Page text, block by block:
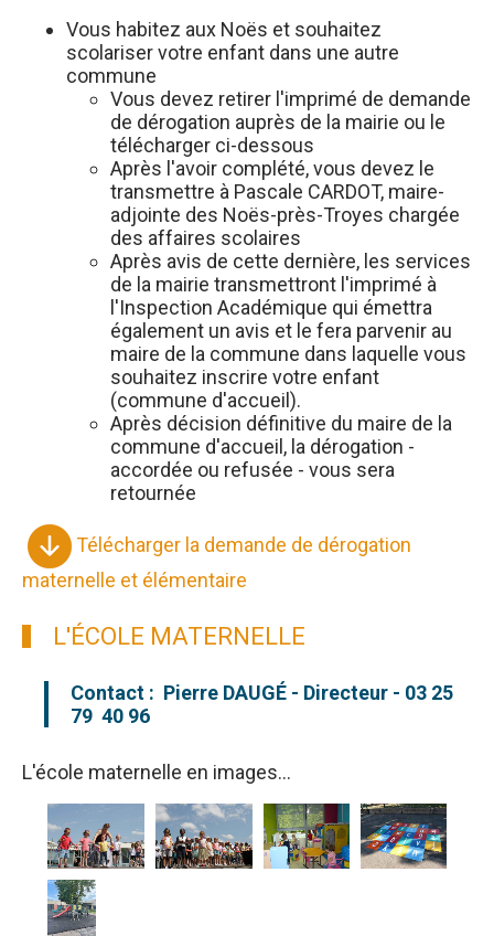
Vous habitez aux Noës et souhaitez
scolariser votre enfant dans une autre
commune
Vous devez retirer l'imprimé de demande
de dérogation auprès de la mairie ou le
télécharger ci-dessous
Après l'avoir complété, vous devez le
transmettre à Pascale CARDOT, maire-
adjointe des Noës-près-Troyes chargée
des affaires scolaires
Après avis de cette dernière, les services
de la mairie transmettront l'imprimé à
l'Inspection Académique qui émettra
également un avis et le fera parvenir au
maire de la commune dans laquelle vous
souhaitez inscrire votre enfant
(commune d'accueil).
Après décision définitive du maire de la
commune d'accueil, la dérogation -
accordée ou refusée - vous sera
retournée
Télécharger la demande de dérogation
maternelle et élémentaire
L'ÉCOLE MATERNELLE
Contact : Pierre DAUGÉ - Directeur - 03 25
79 40 96
L'école maternelle en images...